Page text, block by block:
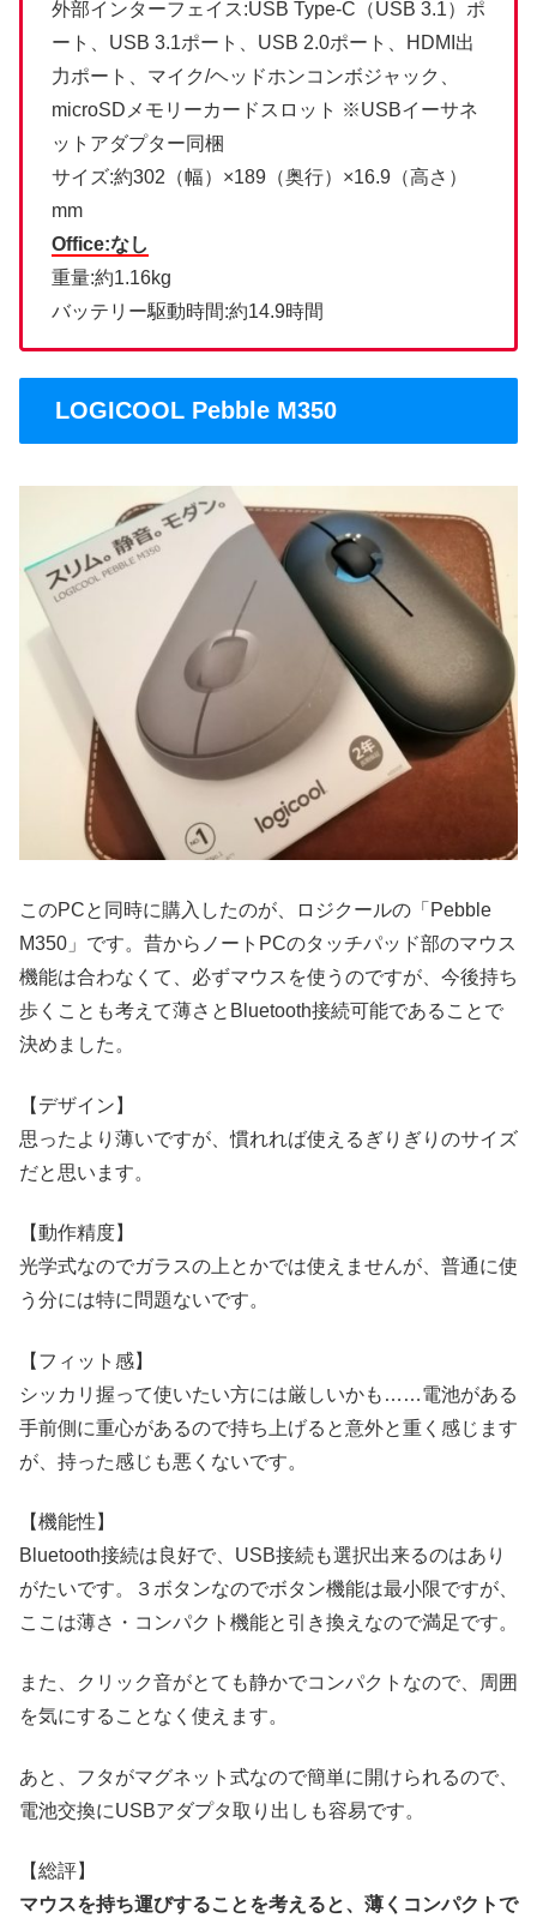
外部インターフェイス:USB Type-C（USB 3.1）ポ
ート、USB 3.1ポート、USB 2.0ポート、HDMI出
力ポート、マイク/ヘッドホンコンボジャック、
microSDメモリーカードスロット ※USBイーサネ
ットアダプター同梱
サイズ:約302（幅）×189（奥行）×16.9（高さ）
mm
Office:なし
重量:約1.16kg
バッテリー駆動時間:約14.9時間
LOGICOOL Pebble M350
このPCと同時に購入したのが、ロジクールの「Pebble
M350」です。昔からノートPCのタッチパッド部のマウス
機能は合わなくて、必ずマウスを使うのですが、今後持ち
歩くことも考えて薄さとBluetooth接続可能であることで
決めました。
【デザイン】
思ったより薄いですが、慣れれば使えるぎりぎりのサイズ
だと思います。
【動作精度】
光学式なのでガラスの上とかでは使えませんが、普通に使
う分には特に問題ないです。
【フィット感】
シッカリ握って使いたい方には厳しいかも……電池がある
手前側に重心があるので持ち上げると意外と重く感じます
が、持った感じも悪くないです。
【機能性】
Bluetooth接続は良好で、USB接続も選択出来るのはあり
がたいです。３ボタンなのでボタン機能は最小限ですが、
ここは薄さ・コンパクト機能と引き換えなので満足です。
また、クリック音がとても静かでコンパクトなので、周囲
を気にすることなく使えます。
あと、フタがマグネット式なので簡単に開けられるので、
電池交換にUSBアダプタ取り出しも容易です。
【総評】
マウスを持ち運びすることを考えると、薄くコンパクトで